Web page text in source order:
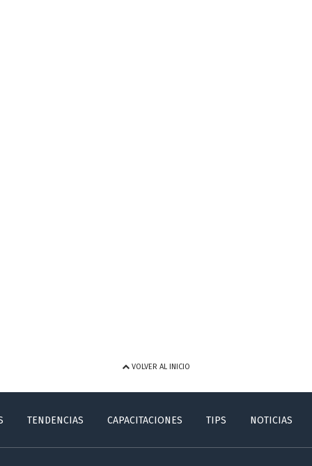
VOLVER AL INICIO
TENDENCIAS CAPACITACIONES TIPS NOTICIAS